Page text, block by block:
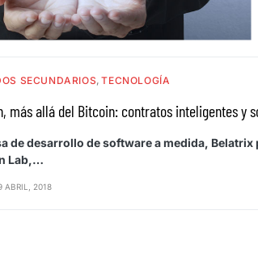
SECUNDARIOS TECNOLOGÍA
más allá del Bitcoin: contratos inteligentes y
de desarrollo de software a medida,
Lab,…
ABRIL, 2018